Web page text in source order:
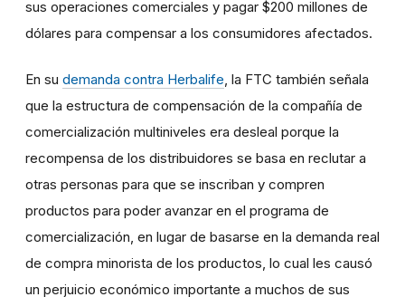
sus operaciones comerciales y pagar $200 millones de
dólares para compensar a los consumidores afectados.
En su demanda contra Herbalife, la FTC también señala
que la estructura de compensación de la compañía de
comercialización multiniveles era desleal porque la
recompensa de los distribuidores se basa en reclutar a
otras personas para que se inscriban y compren
productos para poder avanzar en el programa de
comercialización, en lugar de basarse en la demanda real
de compra minorista de los productos, lo cual les causó
un perjuicio económico importante a muchos de sus